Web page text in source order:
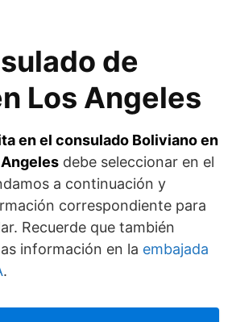
de
Los Angeles
en el consulado Boliviano en
debe seleccionar en el
a continuación y
correspondiente para
Recuerde que también
información en la embajada
.